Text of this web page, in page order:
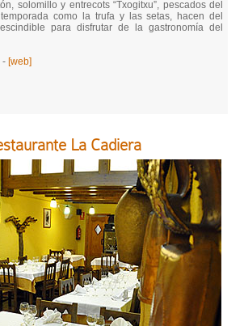
solomillo y entrecots “Txogitxu”, pescados del
como la trufa y las setas, hacen del
para disfrutar de la gastronomía del
- [web]
La Cadiera